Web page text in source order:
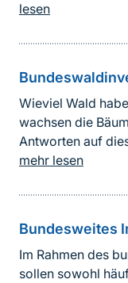
lesen
Wieviel Wald
wachsen die
Antworten auf
mehr lesen
Bundesweites
Im Rahmen des
sollen sowohl